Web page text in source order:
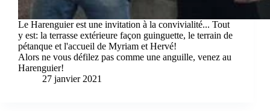
Le Harenguier est une invitation à la convivialité... Tout
y est: la terrasse extérieure façon guinguette, le terrain de
pétanque et l'accueil de Myriam et Hervé!
Alors ne vous défilez pas comme une anguille, venez au
Harenguier!
27 janvier 2021